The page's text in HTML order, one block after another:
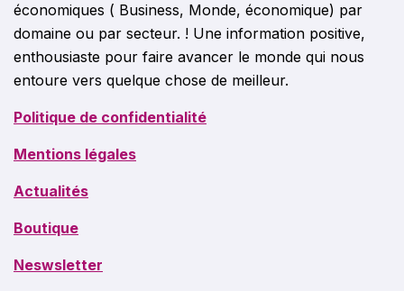
économiques ( Business, Monde, économique) par
domaine ou par secteur. ! Une information positive,
enthousiaste pour faire avancer le monde qui nous
entoure vers quelque chose de meilleur.
Politique de confidentialité
Mentions légales
Actualités
Boutique
Neswsletter